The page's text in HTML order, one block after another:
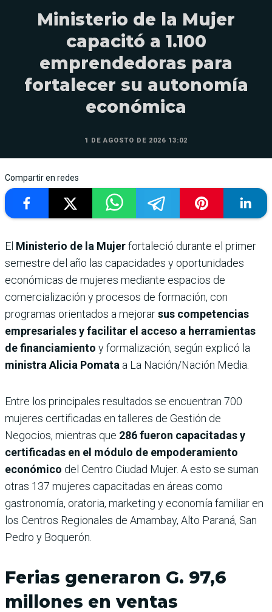
Ministerio de la Mujer
capacitó a 1.100
emprendedoras para
fortalecer su autonomía
económica
1 DE AGOSTO DE 2026 13:02
Compartir en redes
El Ministerio de la Mujerfortaleció durante el primer
semestre del año las capacidades y oportunidades
económicas de mujeres mediante espacios de
comercialización y procesos de formación, con
programas orientados a mejorarsus competencias
empresariales y facilitar el acceso a herramientas
de financiamiento y formalización, según explicó la
ministra Alicia Pomata a La Nación/Nación Media.
Entre los principales resultados se encuentran 700
mujeres certificadas en talleres de Gestión de
Negocios, mientras que 286 fueron capacitadas y
certificadas en el módulo de empoderamiento
económico del Centro Ciudad Mujer. A esto se suman
otras 137 mujeres capacitadas en áreas como
gastronomía, oratoria, marketing y economía familiar en
los Centros Regionales de Amambay, Alto Paraná, San
Pedro y Boquerón.
Ferias generaron G. 97,6
millones en ventas